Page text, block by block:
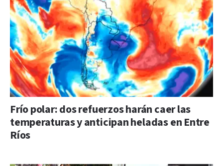
Frío polar: dos refuerzos harán caer las
temperaturas y anticipan heladas en Entre
Ríos